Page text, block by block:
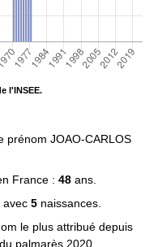
l'INSEE.
prénom JOAO-CARLOS
France : 48 ans.
avec 5 naissances.
le plus attribué depuis
palmarès 2020.